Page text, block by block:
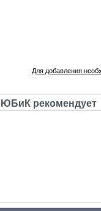
Для добавления
ЮБиК рекомендует